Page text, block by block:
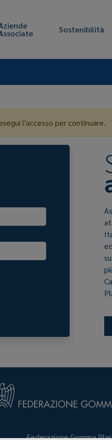
Sostenibilità
l'accesso per continuare.
Federazione Gomma